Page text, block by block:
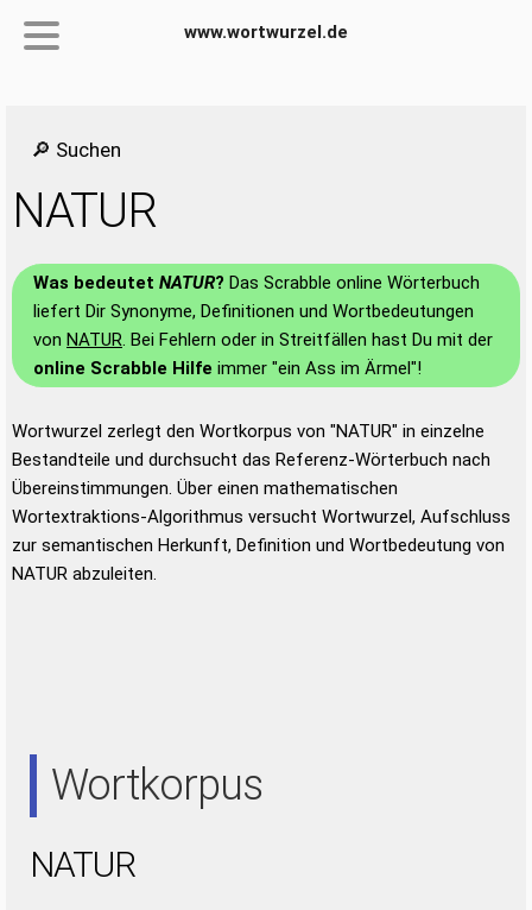
www.wortwurzel.de
🔎 Suchen
NATUR
Was bedeutet NATUR? Das Scrabble online Wörterbuch
liefert Dir Synonyme, Definitionen und Wortbedeutungen
von NATUR. Bei Fehlern oder in Streitfällen hast Du mit der
online Scrabble Hilfe immer "ein Ass im Ärmel"!
Wortwurzel zerlegt den Wortkorpus von "NATUR" in einzelne
Bestandteile und durchsucht das Referenz-Wörterbuch nach
Übereinstimmungen. Über einen mathematischen
Wortextraktions-Algorithmus versucht Wortwurzel, Aufschluss
zur semantischen Herkunft, Definition und Wortbedeutung von
NATUR abzuleiten.
Wortkorpus
NATUR